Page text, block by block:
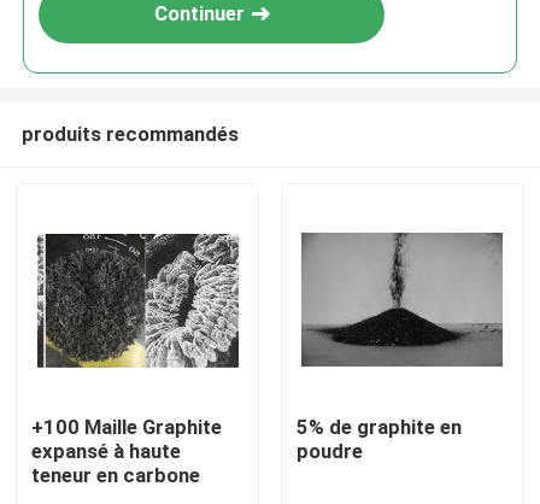
Continuer
produits recommandés
+100 Maille Graphite
expansé à haute
teneur en carbone
5% de graphite en
poudre